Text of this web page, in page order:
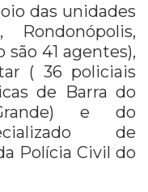
das unidades
são 41 agentes),
( 36 policiais
de Barra do
e do
de
Polícia Civil do